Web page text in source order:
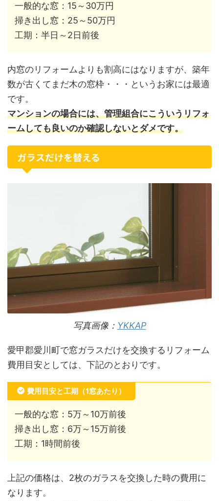
一般的な窓：15～30万円
掃き出し窓：25～50万円
工期：半日～2日前後
内窓のリフォームよりも割高にはなりますが、築年
数が古くてまだ木の窓枠・・・というお家には最適
です。
マンションの場合には、管理組合にこういうリフォ
ームしても良いのか確認しないとダメです。
ガラスだけを替える
写真画像： YKKAP
愛甲郡愛川町で窓ガラスだけを交換するリフォーム
費用目安としては、下記のとおりです。
費用目安と工期（1窓あたり）
一般的な窓：5万～10万前後
掃き出し窓：6万～15万前後
工期：1時間前後
上記の価格は、2枚のガラスを交換した時の費用に
なります。